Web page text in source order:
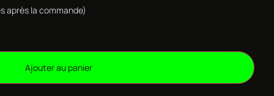
après la commande)
Ajouter au panier